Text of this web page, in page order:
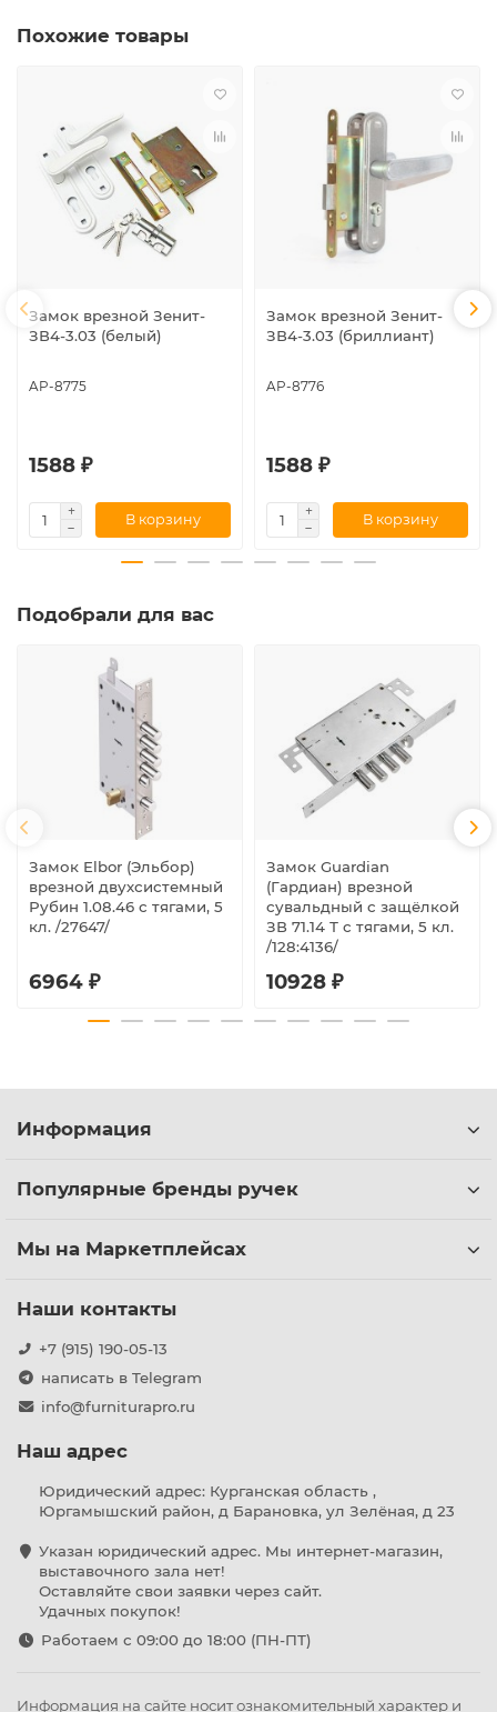
Похожие товары
Замок врезной Зенит-
ЗВ4-3.03 (белый)
AP-8775
1588 ₽
В корзину
Замок врезной Зенит-
ЗВ4-3.03 (бриллиант)
AP-8776
1588 ₽
В корзину
Подобрали для вас
Замок Elbor (Эльбор)
врезной двухсистемный
Рубин 1.08.46 с тягами, 5
кл. /27647/
6964 ₽
Замок Guardian
(Гардиан) врезной
сувальдный с защёлкой
ЗВ 71.14 Т с тягами, 5 кл.
/128:4136/
10928 ₽
Информация
Популярные бренды ручек
Мы на Маркетплейсах
Наши контакты
+7 (915) 190-05-13
написать в Telegram
info@furniturapro.ru
Наш адрес
Юридический адрес: Курганская область ,
Юргамышский район, д Барановка, ул Зелёная, д 23
Указан юридический адрес. Мы интернет-магазин,
выставочного зала нет!
Оставляйте свои заявки через сайт.
Удачных покупок!
Работаем с 09:00 до 18:00 (ПН-ПТ)
Информация на сайте носит ознакомительный характер и